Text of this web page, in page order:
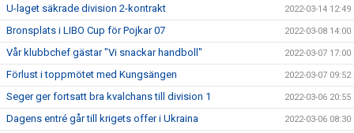
U-laget säkrade division 2-kontrakt 2022-03-14 12:49
Bronsplats i LIBO Cup för Pojkar 07 2022-03-08 14:00
Vår klubbchef gästar "Vi snackar handboll" 2022-03-07 17:00
Förlust i toppmötet med Kungsängen 2022-03-07 09:52
Seger ger fortsatt bra kvalchans till division 1 2022-03-06 20:55
Dagens entré går till krigets offer i Ukraina 2022-03-06 08:30